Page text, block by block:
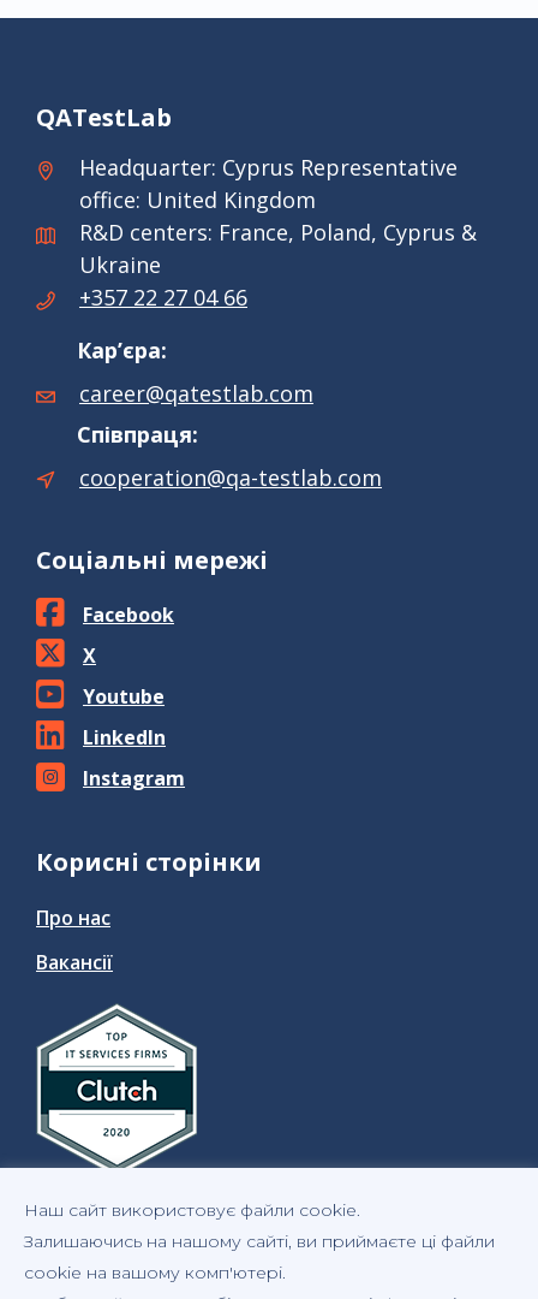
QATestLab
Headquarter: Cyprus Representative
office: United Kingdom
R&D centers: France, Poland, Cyprus &
Ukraine
+357 22 27 04 66
Кар’єра:
career@qatestlab.com
Співпраця:
cooperation@qa-testlab.com
Соціальні мережі
Facebook
X
Youtube
LinkedIn
Instagram
Корисні сторінки
Про нас
Вакансії
Наш сайт використовує файли cookie.
Залишаючись на нашому сайті, ви приймаєте ці файли
cookie на вашому комп'ютері.